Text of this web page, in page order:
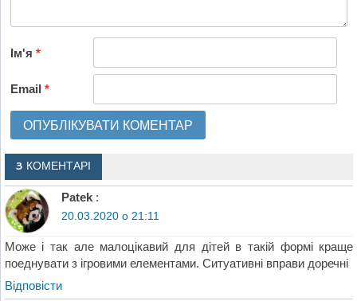
Ім'я*
Email*
3 КОМЕНТАРІ
Patek :
20.03.2020 о 21:11
Може і так але малоцікавий для дітей в такій формі краще
поеднувати з ігровими елементами. Ситуативні вправи доречні
Відповіcти